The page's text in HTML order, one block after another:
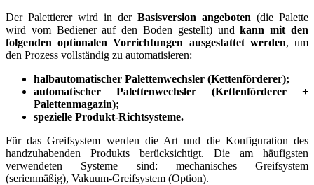
Der Palettierer wird in derBasisversion angeboten (die Palette
wird vom Bediener auf den Boden gestellt) undkann mit den
folgenden optionalen Vorrichtungen ausgestattet werden, um
den Prozess vollständig zu automatisieren:
halbautomatischer Palettenwechsler (Kettenförderer);
automatischer Palettenwechsler (Kettenförderer +
Palettenmagazin);
spezielle Produkt-Richtsysteme.
Für das Greifsystem werden die Art und die Konfiguration des
handzuhabenden Produkts berücksichtigt. Die am häufigsten
verwendeten Systeme sind: mechanisches Greifsystem
(serienmäßig), Vakuum-Greifsystem (Option).